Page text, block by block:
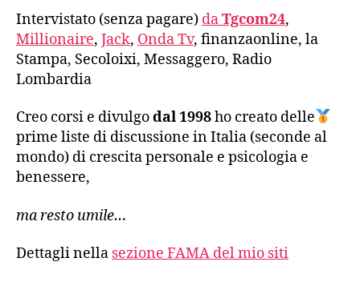
Intervistato (senza pagare) daTgcom24,
Millionaire, Jack, Onda Tv, finanzaonline, la
Stampa, Secoloixi, Messaggero, Radio
Lombardia
Creo corsi e divulgodal 1998ho creato delle
prime liste di discussione in Italia (seconde al
mondo) di crescita personale e psicologia e
benessere,
ma resto umile…
Dettagli nella sezione FAMA del mio siti